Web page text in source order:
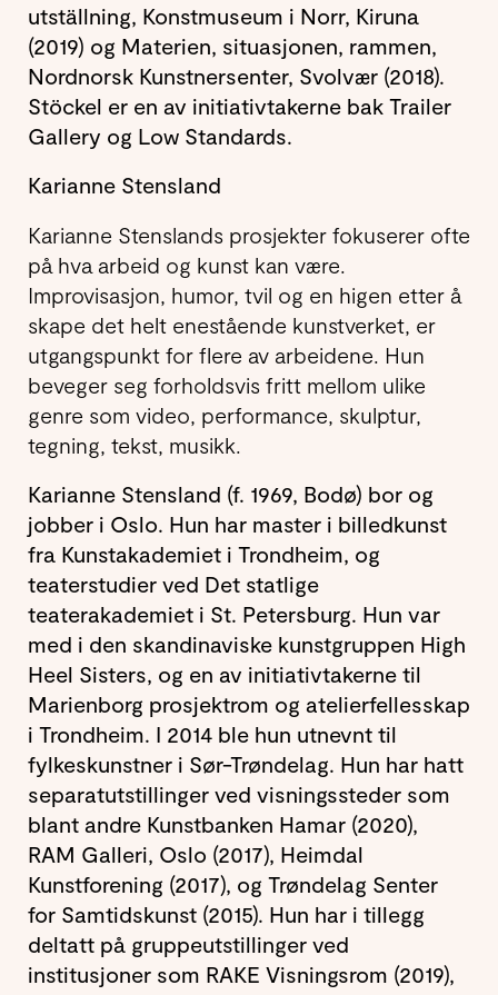
utställning, Konstmuseum i Norr, Kiruna
(2019) og Materien, situasjonen, rammen,
Nordnorsk Kunstnersenter, Svolvær (2018).
Stöckel er en av initiativtakerne bak Trailer
Gallery og Low Standards.
Karianne Stensland
Karianne Stenslands prosjekter fokuserer ofte
på hva arbeid og kunst kan være.
Improvisasjon, humor, tvil og en higen etter å
skape det helt enestående kunstverket, er
utgangspunkt for flere av arbeidene. Hun
beveger seg forholdsvis fritt mellom ulike
genre som video, performance, skulptur,
tegning, tekst, musikk.
Karianne Stensland (f. 1969, Bodø) bor og
jobber i Oslo. Hun har master i billedkunst
fra Kunstakademiet i Trondheim, og
teaterstudier ved Det statlige
teaterakademiet i St. Petersburg. Hun var
med i den skandinaviske kunstgruppen High
Heel Sisters, og en av initiativtakerne til
Marienborg prosjektrom og atelierfellesskap
i Trondheim. I 2014 ble hun utnevnt til
fylkeskunstner i Sør-Trøndelag. Hun har hatt
separatutstillinger ved visningssteder som
blant andre Kunstbanken Hamar (2020),
RAM Galleri, Oslo (2017), Heimdal
Kunstforening (2017), og Trøndelag Senter
for Samtidskunst (2015). Hun har i tillegg
deltatt på gruppeutstillinger ved
institusjoner som RAKE Visningsrom (2019),